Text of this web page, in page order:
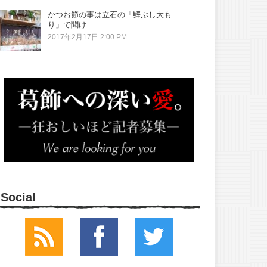
かつお節の事は立石の「鰹ぶし大も
り」で聞け
2017年2月17日 2:00 PM
Social